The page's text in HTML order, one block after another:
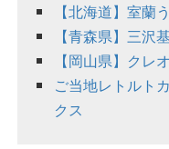
【北海道】室蘭
【青森県】三沢
【岡山県】クレ
ご当地レトルト
クス